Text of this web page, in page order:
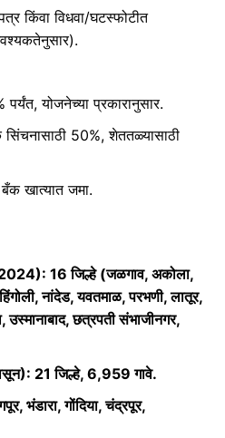
किंवा विधवा/घटस्फोटीत
योजनेच्या प्रकारानुसार.
सिंचनासाठी 50%, शेततळ्यासाठी
बँक खात्यात जमा.
2024): 16 जिल्हे (जळगाव, अकोला,
नांदेड, यवतमाळ, परभणी, लातूर,
उस्मानाबाद, छत्रपती संभाजीनगर,
: 21 जिल्हे, 6,959 गावे.
भंडारा, गोंदिया, चंद्रपूर,